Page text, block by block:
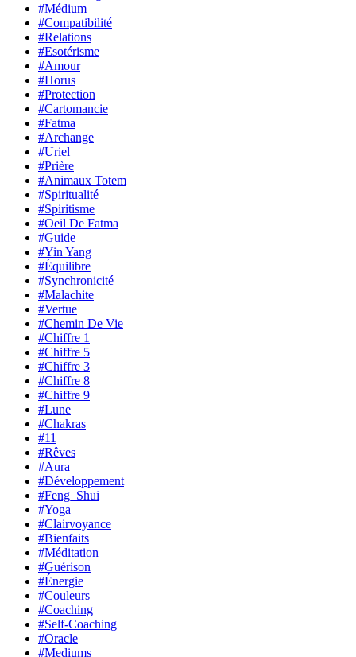
#Médium
#Compatibilité
#Relations
#Esotérisme
#Amour
#Horus
#Protection
#Cartomancie
#Fatma
#Archange
#Uriel
#Prière
#Animaux Totem
#Spiritualité
#Spiritisme
#Oeil De Fatma
#Guide
#Yin Yang
#Équilibre
#Synchronicité
#Malachite
#Vertue
#Chemin De Vie
#Chiffre 1
#Chiffre 5
#Chiffre 3
#Chiffre 8
#Chiffre 9
#Lune
#Chakras
#11
#Rêves
#Aura
#Développement
#Feng_Shui
#Yoga
#Clairvoyance
#Bienfaits
#Méditation
#Guérison
#Énergie
#Couleurs
#Coaching
#Self-Coaching
#Oracle
#Mediums